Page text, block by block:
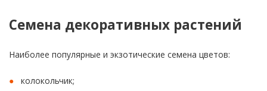
Семена декоративных растений
Наиболее популярные и экзотические семена цветов:
колокольчик;